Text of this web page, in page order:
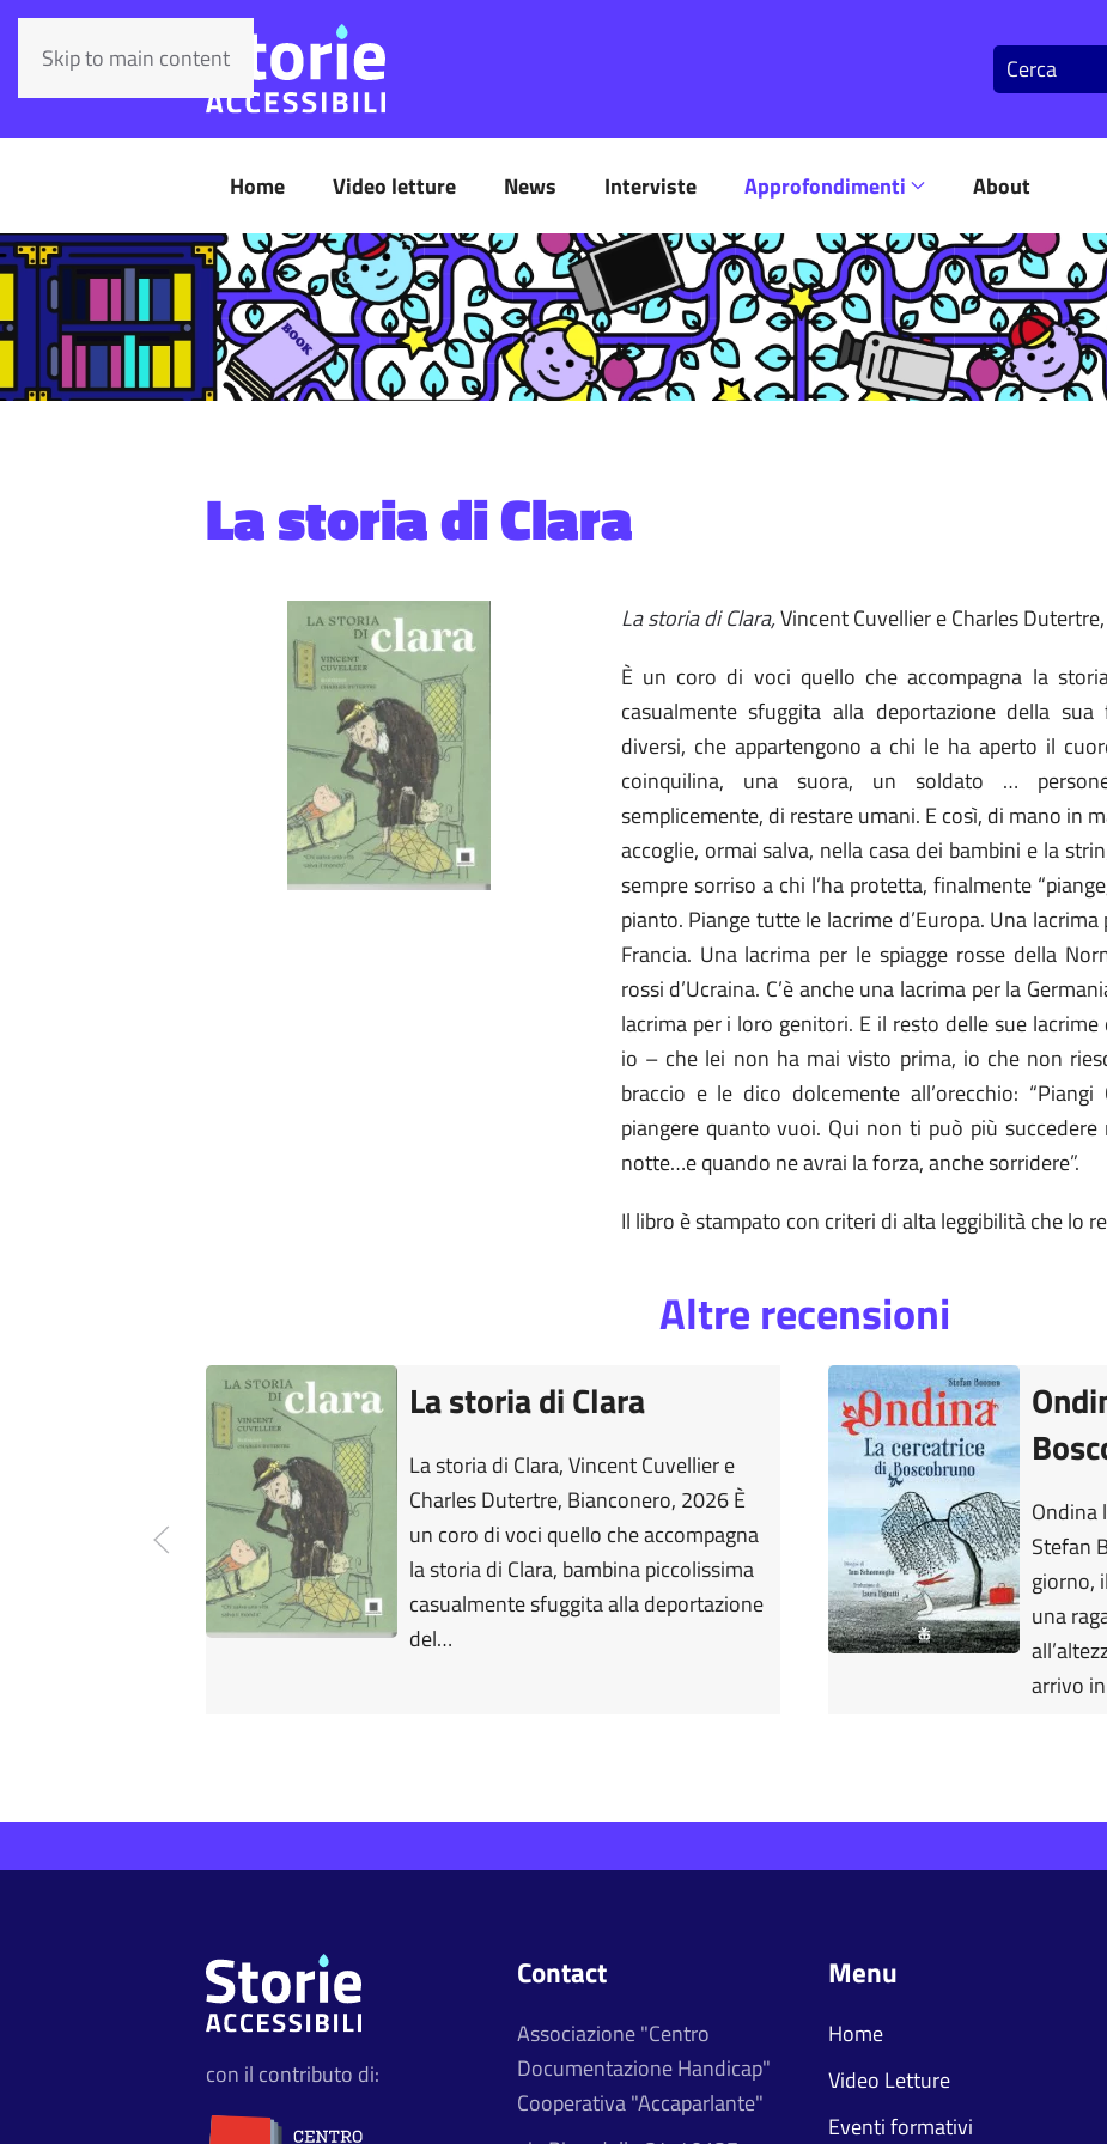
Skip to main content
Home Video letture News Interviste Approfondimenti About
La storia di Clara
La storia di Clara,Vincent Cuvellier e Charles
È un coro di voci quello che accompagna la
casualmente sfuggita alla deportazione della
diversi, che appartengono a chi le ha aperto il
coinquilina, una suora, un soldato …
semplicemente, di restare umani. E così, di mano in
accoglie, ormai salva, nella casa dei bambini e la
sempre sorriso a chi l’ha protetta, finalmente
pianto. Piange tutte le lacrime d’Europa. Una
Francia. Una lacrima per le spiagge rosse della
rossi d’Ucraina. C’è anche una lacrima per la
lacrima per i loro genitori. E il resto delle sue
io – che lei non ha mai visto prima, io che non
braccio e le dico dolcemente all’orecchio:
piangere quanto vuoi. Qui non ti può più
notte…e quando ne avrai la forza, anche sorridere”.
Il libro è stampato con criteri di alta leggibilità che lo
Altre recensioni
La storia di Clara
La storia di Clara, Vincent Cuvellier e
Charles Dutertre, Bianconero, 2026 È
un coro di voci quello che accompagna
la storia di Clara, bambina piccolissima
casualmente sfuggita alla deportazione
del…
Ondina
Stefan
giorno,
una
arrivo
con il contributo di:
Contact
Associazione "Centro
Documentazione Handicap"
Cooperativa "Accaparlante"
Menu
Home
Video Letture
Eventi formativi